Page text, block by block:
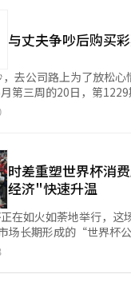
1时的销售额均较前一周
前，不少业内人士曾认
和中午，与以往世界杯
减少。然而，办公室集
事时段的炸鸡消费需求
时迎来小组赛最后一场
球队能否晋级32强淘汰
品牌也计划继续通过提前
成本压力。有业内人士
企业势必持续推出各类
为新的挑战。 也有连锁炸鸡品牌负
的世界杯营销大多是在
会造成过重负担。在消
，也能帮助加盟门店提
比增加0.1%。首尔市分
盟业务品牌的登记取消
，较前一年的547个有
“空壳品牌”，并通过优
、品牌总数的
年末，餐饮业品牌数量为
为8.6094万个，同比减
但未能扭转整体下滑趋势。 相
均保持增长态势。服务
加盟店数量增至5.7732
加盟店数量同比大幅增
他教育服务业态萎缩影
数量达到194个，同比增
增长1.1%。在化妆品加
业增长的主要动力。 加盟店经营
年末，首尔市登记加
与丈夫争吵后购买
去公司路上为了放松心
720+一等奖（1张）、
心情，顺便在销售点买
为0和1的彩票，虽然想
位置外，所有数字都一
检查了下一张，惊讶地
常听到周围人说我很关
回馈。今后我也希望能
时差重塑世界杯消
经济"快速升温
在如火如荼地举行，这
场长期形成的“世界杯
韩国队比赛大多安排在
集体观赛为核心的新型消